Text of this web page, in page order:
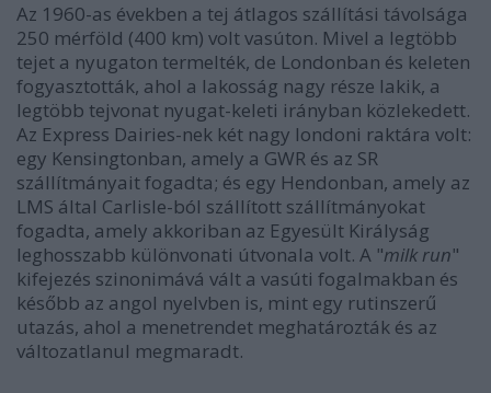
Az 1960-as években a tej átlagos szállítási távolsága
250 mérföld (400 km) volt vasúton. Mivel a legtöbb
tejet a nyugaton termelték, de Londonban és keleten
fogyasztották, ahol a lakosság nagy része lakik, a
legtöbb tejvonat nyugat-keleti irányban közlekedett.
Az Express Dairies-nek két nagy londoni raktára volt:
egy Kensingtonban, amely a GWR és az SR
szállítmányait fogadta; és egy Hendonban, amely az
LMS által Carlisle-ból szállított szállítmányokat
fogadta, amely akkoriban az Egyesült Királyság
leghosszabb különvonati útvonala volt. A "milk run"
kifejezés szinonimává vált a vasúti fogalmakban és
később az angol nyelvben is, mint egy rutinszerű
utazás, ahol a menetrendet meghatározták és az
változatlanul megmaradt.